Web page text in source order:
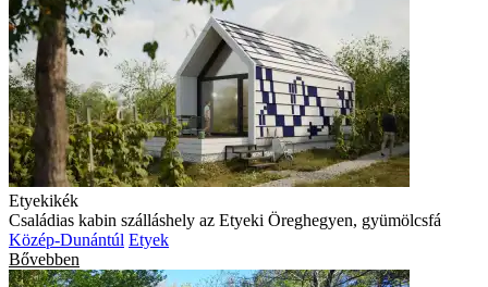
Etyekikék
Családias kabin szálláshely az Etyeki Öreghegyen, gyümölcsfá
Közép-Dunántúl Etyek
Bővebben